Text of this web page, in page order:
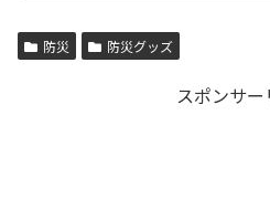
防災 防災グッズ
スポンサー